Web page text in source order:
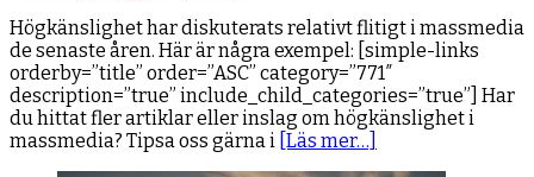
Högkänslighet har diskuterats relativt flitigt i massmedia
de senaste åren. Här är några exempel: [simple-links
orderby=”title” order=”ASC” category=”771″
description=”true” include_child_categories=”true”] Har
du hittat fler artiklar eller inslag om högkänslighet i
massmedia? Tipsa oss gärna i [Läs mer…]